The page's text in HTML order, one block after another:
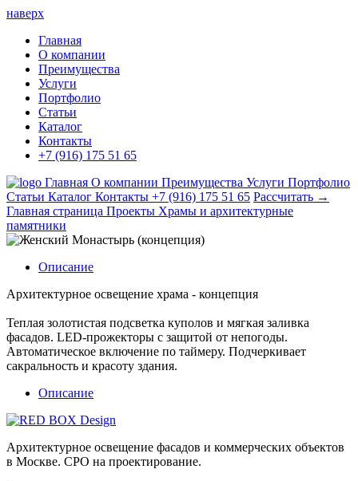
наверх
Главная
О компании
Преимущества
Услуги
Портфолио
Статьи
Каталог
Контакты
+7 (916) 175 51 65
Главная О компании Преимущества Услуги Портфолио
Статьи Каталог Контакты +7 (916) 175 51 65 Рассчитать →
Главная страница Проекты Храмы и архитектурные
памятники
Описание
Архитектурное освещение храма - концепция
Теплая золотистая подсветка куполов и мягкая заливка
фасадов. LED-прожекторы с защитой от непогоды.
Автоматическое включение по таймеру. Подчеркивает
сакральность и красоту здания.
Описание
Архитектурное освещение фасадов и коммерческих объектов
в Москве. СРО на проектирование.